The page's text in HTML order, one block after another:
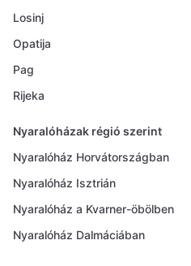
Losinj
Opatija
Pag
Rijeka
Nyaralóházak régió szerint
Nyaralóház Horvátországban
Nyaralóház Isztrián
Nyaralóház a Kvarner-öbölben
Nyaralóház Dalmáciában